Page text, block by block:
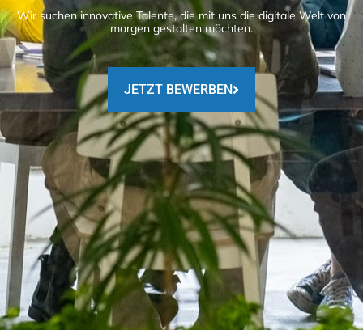
Wir suchen innovative Talente, die mit uns die digitale Welt von
morgen gestalten möchten.
JETZT BEWERBEN